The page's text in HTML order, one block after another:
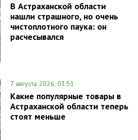
В Астраханской области
нашли страшного, но очень
чистоплотного паука: он
расчесывался
7 августа 2026, 03:51
Какие популярные товары в
Астраханской области теперь
стоят меньше